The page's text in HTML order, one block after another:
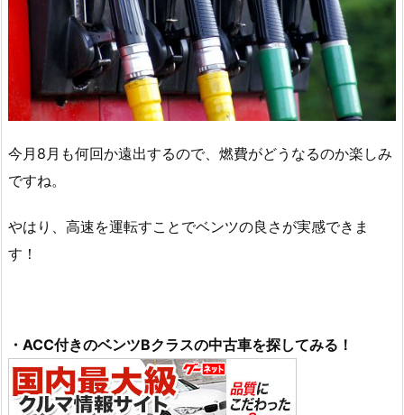
今月8月も何回か遠出するので、燃費がどうなるのか楽しみ
ですね。
やはり、高速を運転すことでベンツの良さが実感できま
す！
・ACC付きのベンツBクラスの中古車を探してみる！